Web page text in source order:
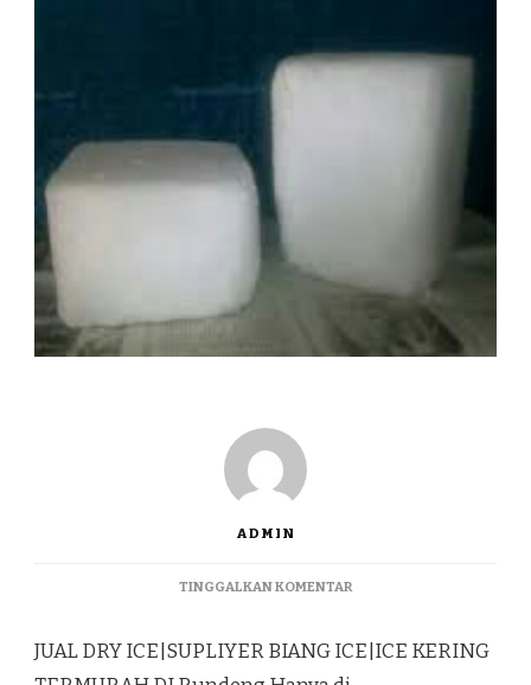
ADMIN
TINGGALKAN KOMENTARPADA
ICE|SUPLIYER
JUAL DRY ICE|SUPLIYER BIANG ICE|ICE KERING